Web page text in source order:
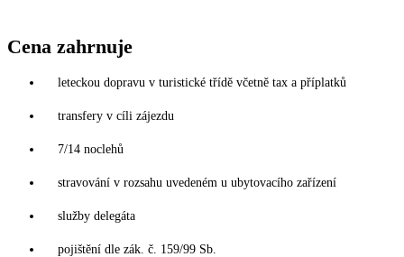
Cena zahrnuje
leteckou dopravu v turistické třídě včetně tax a příplatků
transfery v cíli zájezdu
7/14 noclehů
stravování v rozsahu uvedeném u ubytovacího zařízení
služby delegáta
pojištění dle zák. č. 159/99 Sb.